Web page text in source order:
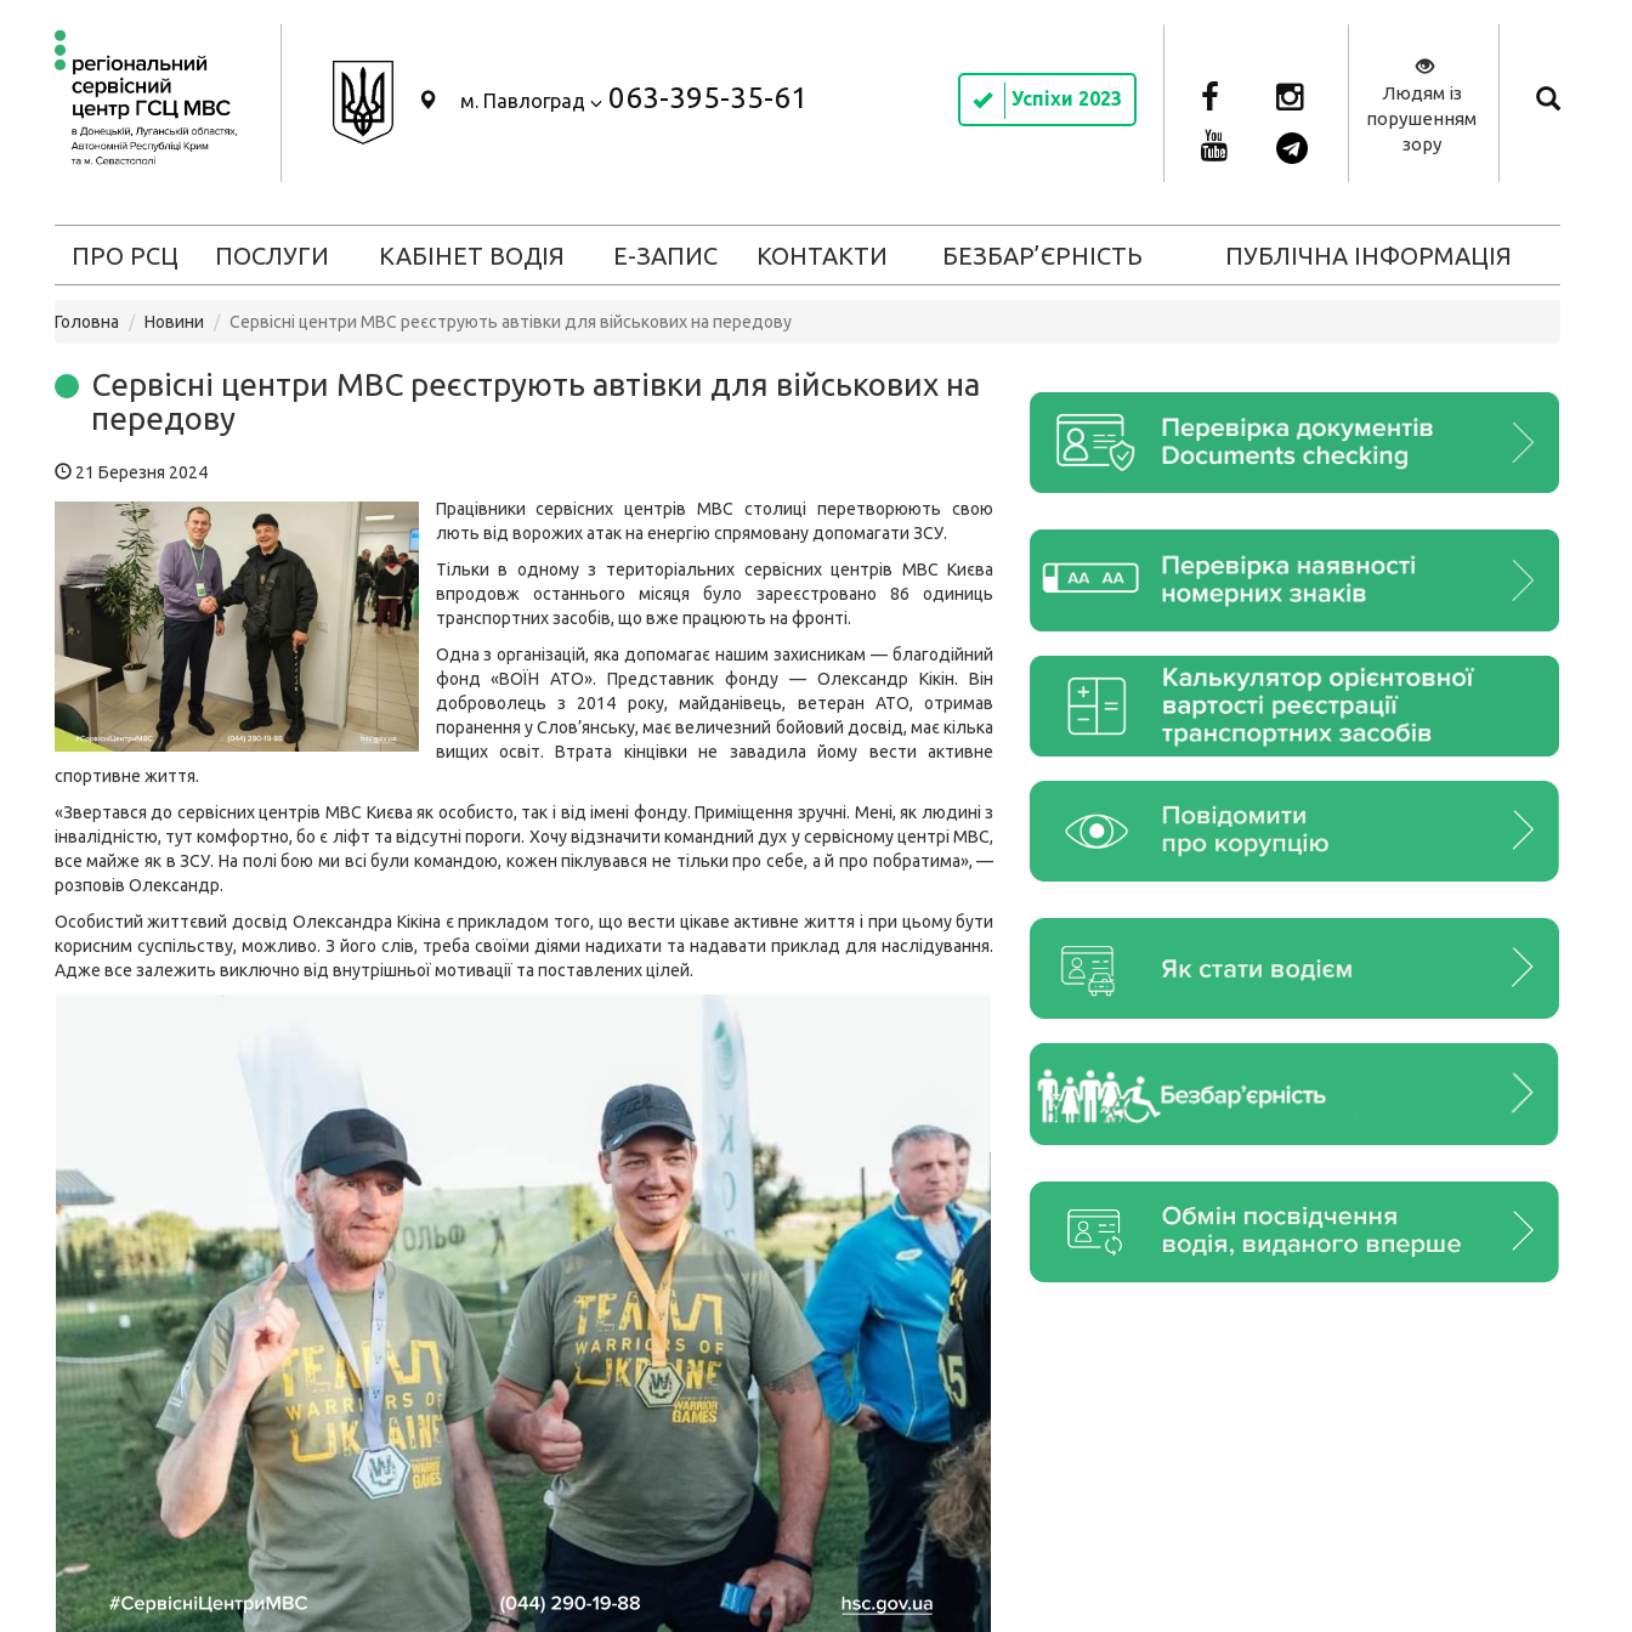
м. Павлоград 063-395-35-61 Успіхи 2023
Людям із
порушенням
зору
ПРО РСЦ ПОСЛУГИ КАБІНЕТ ВОДІЯ Е-ЗАПИС КОНТАКТИ БЕЗБАР’ЄРНІСТЬ ПУБЛІЧНА ІНФОРМАЦІЯ
Головна Новини Сервісні центри МВС реєструють автівки для військових на передову
Сервісні центри МВС реєструють автівки для військових на
передову
21 Березня 2024
Працівники сервісних центрів МВС столиці перетворюють свою
лють від ворожих атак на енергію спрямовану допомагати ЗСУ.
Тільки в одному з територіальних сервісних центрів МВС Києва
впродовж останнього місяця було зареєстровано 86 одиниць
транспортних засобів, що вже працюють на фронті.
Одна з організацій, яка допомагає нашим захисникам — благодійний
фонд «ВОЇН АТО». Представник фонду — Олександр Кікін. Він
доброволець з 2014 року, майданівець, ветеран АТО, отримав
поранення у Слов’янську, має величезний бойовий досвід, має кілька
вищих освіт. Втрата кінцівки не завадила йому вести активне
спортивне життя.
«Звертався до сервісних центрів МВС Києва як особисто, так і від імені фонду. Приміщення зручні. Мені, як людині з
інвалідністю, тут комфортно, бо є ліфт та відсутні пороги. Хочу відзначити командний дух у сервісному центрі МВС,
все майже як в ЗСУ. На полі бою ми всі були командою, кожен піклувався не тільки про себе, а й про побратима», —
розповів Олександр.
Особистий життєвий досвід Олександра Кікіна є прикладом того, що вести цікаве активне життя і при цьому бути
корисним суспільству, можливо. З його слів, треба своїми діями надихати та надавати приклад для наслідування.
Адже все залежить виключно від внутрішньої мотивації та поставлених цілей.